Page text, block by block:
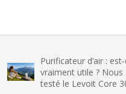
Purificateur d’air : est-ce
vraiment utile ? Nous avons
testé le Levoit Core 300S Smart